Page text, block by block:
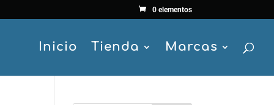
0 elementos
Inicio Tienda Marcas